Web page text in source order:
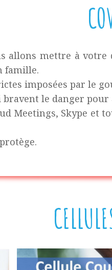
allons mettre à
famille.
imposées par le
bravent le danger
Meetings, Skype et